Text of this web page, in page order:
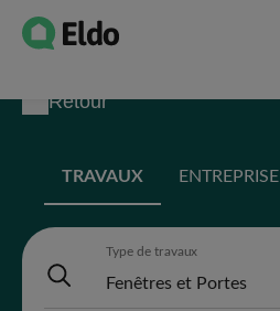
Retour
TRAVAUX ENTREPRISE
Type de travaux